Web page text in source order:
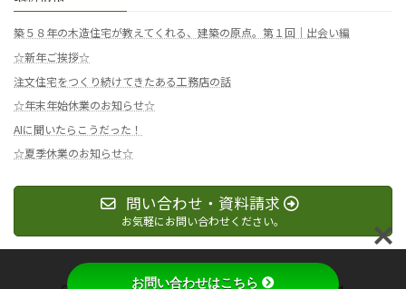
築５８年の木造住宅が教えてくれる、建築の原点。第１回｜出会い編
☆新年ご挨拶☆
注文住宅をつくり続けてきたある工務店の話
☆年末年始休業のお知らせ☆
AIに聞いたらこうだった！
☆夏季休業のお知らせ☆
問い合わせ・資料請求
お気軽にお問い合わせください。
お問い合わせはこちら